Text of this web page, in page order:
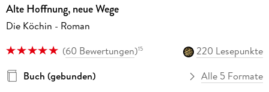
Alte Hoffnung, neue Wege
Die Köchin - Roman
(60 Bewertungen)15
220 Lesepunkte
Buch (gebunden)
Alle 5 Formate